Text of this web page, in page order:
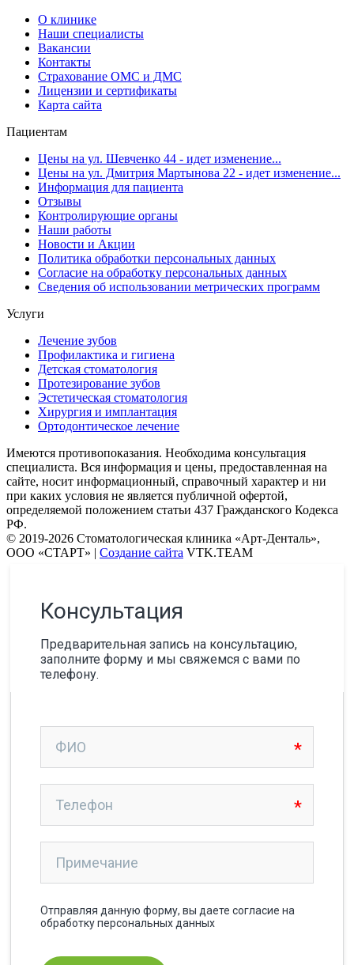
О клинике
Наши специалисты
Вакансии
Контакты
Страхование ОМС и ДМС
Лицензии и сертификаты
Карта сайта
Пациентам
Цены на ул. Шевченко 44 - идет изменение...
Цены на ул. Дмитрия Мартынова 22 - идет изменение...
Информация для пациента
Отзывы
Контролирующие органы
Наши работы
Новости и Акции
Политика обработки персональных данных
Согласие на обработку персональных данных
Сведения об использовании метрических программ
Услуги
Лечение зубов
Профилактика и гигиена
Детская стоматология
Протезирование зубов
Эстетическая стоматология
Хирургия и имплантация
Ортодонтическое лечение
Имеются противопоказания. Необходима консультация
специалиста. Вся информация и цены, предоставленная на
сайте, носит информационный, справочный характер и ни
при каких условия не является публичной офертой,
определяемой положением статьи 437 Гражданского Кодекса
РФ.
© 2019-2026 Стоматологическая клиника «Арт-Денталь»,
ООО «СТАРТ» | Создание сайта VTK.TEAM